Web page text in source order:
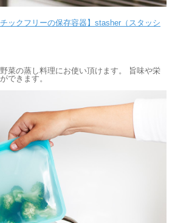
ックフリーの保存容器】stasher（スタッシ
菜の蒸し料理にお使い頂けます。 旨味や栄
できます。